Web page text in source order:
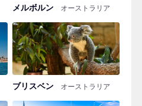
メルボルン オーストラリア
ブリスベン オーストラリア